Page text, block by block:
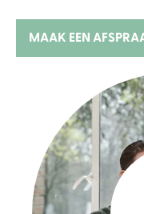
MAAK EEN